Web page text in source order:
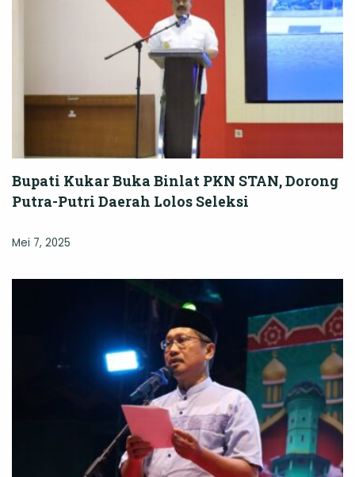
Bupati Kukar Buka Binlat PKN STAN, Dorong
Putra-Putri Daerah Lolos Seleksi
Mei 7, 2025